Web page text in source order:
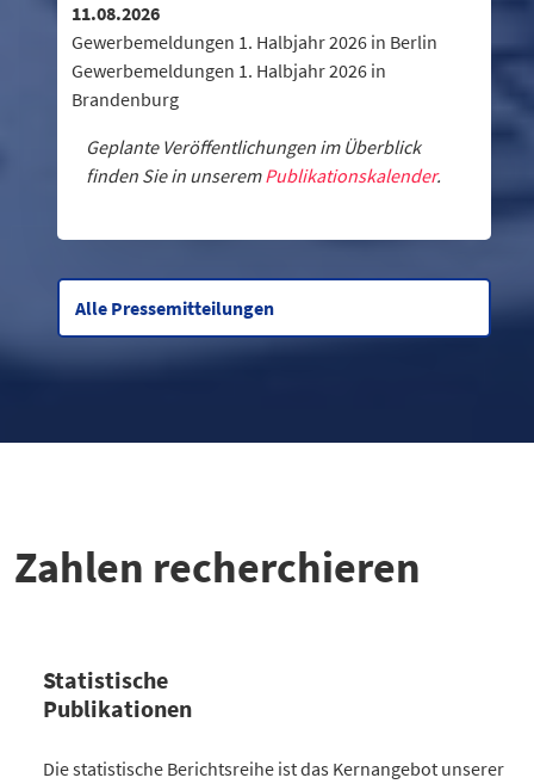
11.08.2026
Gewerbemeldungen 1. Halbjahr 2026 in Berlin
Gewerbemeldungen 1. Halbjahr 2026 in
Brandenburg
Geplante Veröffentlichungen im Überblick
finden Sie in unseremPublikationskalender.
Alle Pressemitteilungen
Zahlen recherchieren
Statistische
Publikationen
Kategorie
Anzahl Publikationen
Die statistische Berichtsreihe ist das Kernangebot unserer